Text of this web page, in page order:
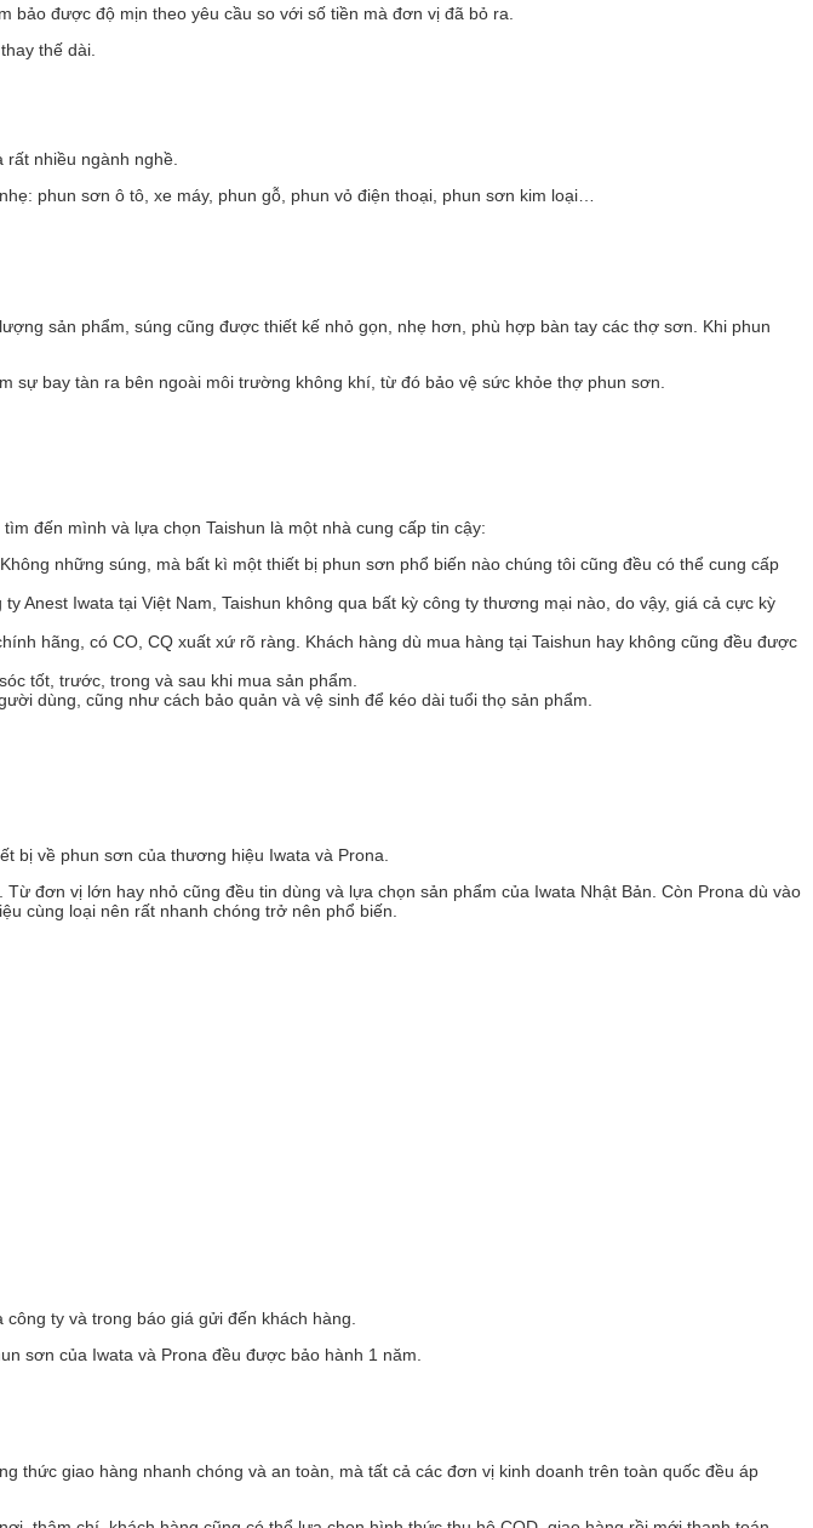
được độ mịn theo yêu cầu so với số tiền mà đơn vị đã bỏ ra.
thế dài.
nhiều ngành nghề.
phun sơn ô tô, xe máy, phun gỗ, phun vỏ điện thoại, phun sơn kim loại…
sản phẩm, súng cũng được thiết kế nhỏ gọn, nhẹ hơn, phù hợp bàn tay các thợ sơn. Khi phun
sự bay tàn ra bên ngoài môi trường không khí, từ đó bảo vệ sức khỏe thợ phun sơn.
đến mình và lựa chọn Taishun là một nhà cung cấp tin cậy:
những súng, mà bất kì một thiết bị phun sơn phổ biến nào chúng tôi cũng đều có thể cung cấp
Anest Iwata tại Việt Nam, Taishun không qua bất kỳ công ty thương mại nào, do vậy, giá cả cực kỳ
hãng, có CO, CQ xuất xứ rõ ràng. Khách hàng dù mua hàng tại Taishun hay không cũng đều được
tốt, trước, trong và sau khi mua sản phẩm.
dùng, cũng như cách bảo quản và vệ sinh để kéo dài tuổi thọ sản phẩm.
bị về phun sơn của thương hiệu Iwata và Prona.
đơn vị lớn hay nhỏ cũng đều tin dùng và lựa chọn sản phẩm của Iwata Nhật Bản. Còn Prona dù vào
cùng loại nên rất nhanh chóng trở nên phổ biến.
ty và trong báo giá gửi đến khách hàng.
sơn của Iwata và Prona đều được bảo hành 1 năm.
thức giao hàng nhanh chóng và an toàn, mà tất cả các đơn vị kinh doanh trên toàn quốc đều áp